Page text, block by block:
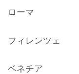
ローマ
フィレンツェ
ベネチア